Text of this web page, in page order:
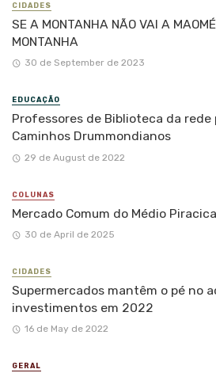
CIDADES
SE A MONTANHA NÃO VAI A
MONTANHA
30 de September de 2023
EDUCAÇÃO
Professores de Biblioteca da
Caminhos Drummondianos
29 de August de 2022
COLUNAS
Mercado Comum do Médio
30 de April de 2025
CIDADES
Supermercados mantêm o pé no
investimentos em 2022
16 de May de 2022
GERAL